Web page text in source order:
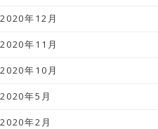
2020年12月
2020年11月
2020年10月
2020年5月
2020年2月